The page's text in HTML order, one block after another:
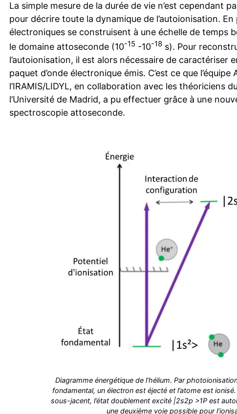
La simple mesure de la durée de vie n’est cependant
pour décrire toute la dynamique de l’autoionisation.
électroniques se construisent à une échelle de temps
le domaine attoseconde (10-15 -10-18 s). Pour
l’autoionisation, il est alors nécessaire de caractériser
paquet d’onde électronique émis. C’est ce que
l’IRAMIS/LIDYL, en collaboration avec les théoriciens
l’Université de Madrid, a pu effectuer grâce à une
spectroscopie attoseconde.
Diagramme énergétique de l’hélium. Par
fondamental, un électron est éjecté et l’atome est
sous-jacent, l’état doublement excité |2s2p >1P est
une deuxième voie possible pour